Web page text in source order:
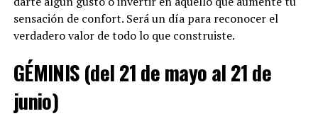
sensación de confort. Será un día para reconocer el
verdadero valor de todo lo que construiste.
GÉMINIS (del 21 de mayo al 21 de
junio)